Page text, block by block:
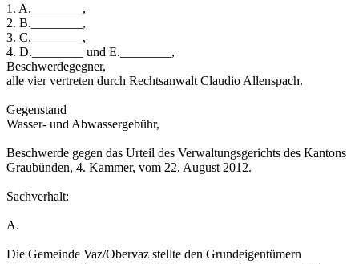
1. A.________,
2. B.________,
3. C.________,
4. D.________ und E.________,
Beschwerdegegner,
alle vier vertreten durch Rechtsanwalt Claudio Allenspach.
Gegenstand
Wasser- und Abwassergebühr,
Beschwerde gegen das Urteil des Verwaltungsgerichts des Kantons
Graubünden, 4. Kammer, vom 22. August 2012.
Sachverhalt:
A.
Die Gemeinde Vaz/Obervaz stellte den Grundeigentümern